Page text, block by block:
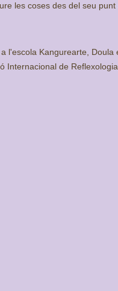
les coses des del seu punt
l'escola Kangurearte, Doula
Internacional de Reflexologia